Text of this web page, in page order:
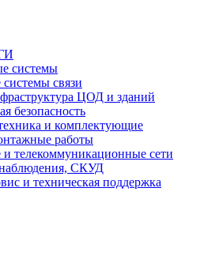
системы
связи
ЦОД и зданий
безопасность
и комплектующие
работы
телекоммуникационные сети
СКУД
и техническая поддержка